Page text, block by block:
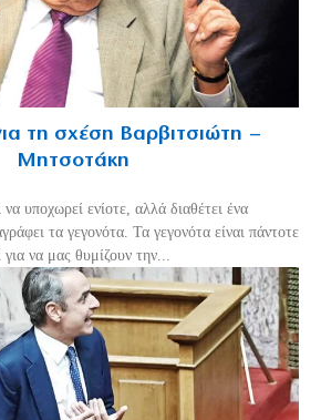
τη σχέση Βαρβιτσιώτη –
Μητσοτάκη
υποχωρεί ενίοτε, αλλά διαθέτει ένα
τα γεγονότα. Τα γεγονότα είναι πάντοτε
για να μας θυμίζουν την...